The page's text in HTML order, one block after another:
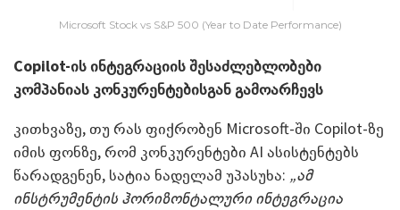
Microsoft Stock vs S&P 500 (Year to Date Performance)
Copilot-ის ინტეგრაციის შესაძლებლობები
კომპანიას კონკურენტებისგან გამოარჩევს
კითხვაზე, თუ რას ფიქრობენ Microsoft-ში Copilot-ზე
იმის ფონზე, რომ კონკურენტები AI ასისტენტებს
წარადგენენ, სატია ნადელამ უპასუხა: „ამ
ინსტრუმენტის ჰორიზონტალური ინტეგრაცია